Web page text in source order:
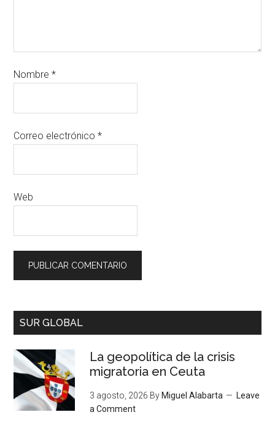
Nombre*
Correo electrónico*
Web
SUR GLOBAL
La geopolítica de la crisis
migratoria en Ceuta
3 agosto, 2026 By Miguel Alabarta
Leave
a Comment